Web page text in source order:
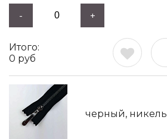
- +
0 руб
черный, никель